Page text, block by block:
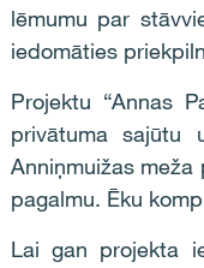
lēmumu par
iedomāties
Projektu “Annas
privātuma sajūtu
Anniņmuižas
pagalmu. Ēku
Lai gan projekta